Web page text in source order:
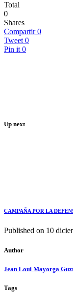
Total
0
Shares
Compartir 0
Tweet 0
Pin it 0
Up next
CAMPAÑA POR LA
Published on 10
Author
Jean Loui Mayorga
Tags